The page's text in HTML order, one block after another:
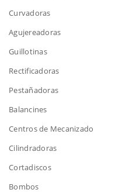
Curvadoras
Agujereadoras
Guillotinas
Rectificadoras
Pestañadoras
Balancines
Centros de Mecanizado
Cilindradoras
Cortadiscos
Bombos